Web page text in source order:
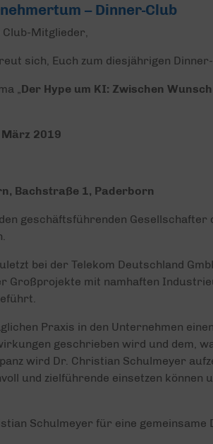
– Dinner-Club
Mitglieder,
sich, Euch zum diesjährigen
„Der Hype um KI: Zwischen
2019
Bachstraße 1, Paderborn
geschäftsführenden Gesellschafter
bei der Telekom Deutschland
Großprojekte mit namhaften
Praxis in den Unternehmen
geschrieben wird und dem,
wird Dr. Christian Schulmeyer
und zielführende einsetzen können
Schulmeyer für eine gemeinsame